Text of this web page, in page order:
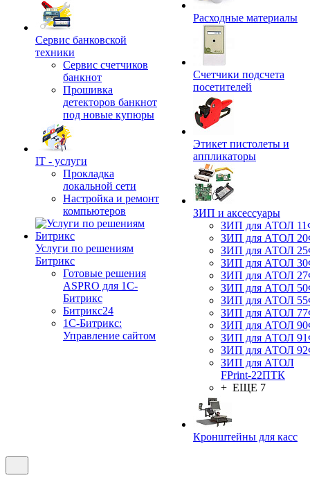
Сервис банковской
техники
Сервис счетчиков
банкнот
Прошивка
детекторов банкнот
под новые купюры
IT - услуги
Прокладка
локальной сети
Настройка и ремонт
компьютеров
Услуги по решениям
Битрикс
Готовые решения
ASPRO для 1С-
Битрикс
Битрикс24
1С-Битрикс:
Управление сайтом
Расходные материалы
Счетчики подсчета
посетителей
Этикет пистолеты и
аппликаторы
ЗИП и аксессуары
ЗИП для АТОЛ
ЗИП для АТОЛ
ЗИП для АТОЛ
ЗИП для АТОЛ
ЗИП для АТОЛ
ЗИП для АТОЛ
ЗИП для АТОЛ
ЗИП для АТОЛ
ЗИП для АТОЛ
ЗИП для АТОЛ
ЗИП для АТОЛ
ЗИП для АТОЛ
FPrint-22ПТК
+ ЕЩЕ 7
Кронштейны для касс